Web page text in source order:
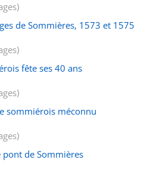
de Sommières, 1573 et 1575
fête ses 40 ans
sommiérois méconnu
de Sommières